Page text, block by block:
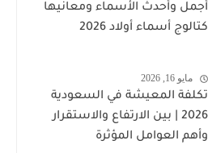
أجمل وأحدث الأسماء ومعانيها
كتالوج أسماء أولاد 2026
مايو 16, 2026
تكلفة المعيشة في السعودية
2026 | بين الارتفاع والاستقرار
وأهم العوامل المؤثرة